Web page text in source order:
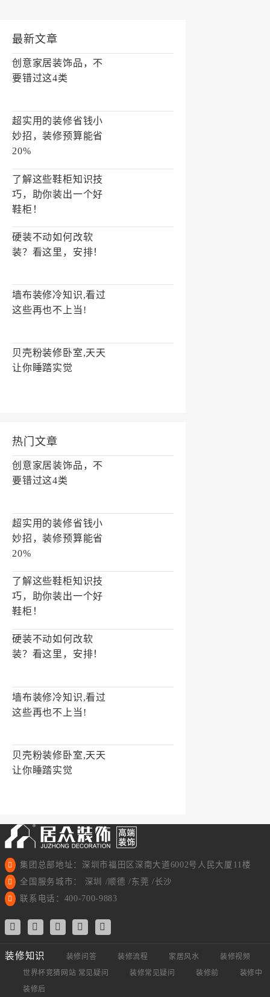
最新文章
创意家居装饰品，不
要错过这4类
超实用的装修省钱小
妙招，装修预算能省
20%
了解这些鞋柜知识技
巧，助你装出一个好
鞋柜！
硬装不动如何改软
装？看这里，安排！
墙布装修冷知识,看过
这些再也不上当!
贝壳粉装修卧室,天天
让你睡踏实觉
热门文章
创意家居装饰品，不
要错过这4类
超实用的装修省钱小
妙招，装修预算能省
20%
了解这些鞋柜知识技
巧，助你装出一个好
鞋柜！
硬装不动如何改软
装？看这里，安排！
墙布装修冷知识,看过
这些再也不上当!
贝壳粉装修卧室,天天
让你睡踏实觉
集团总部地址：深圳市福田区深南大道6002号人民大厦11楼
全国服务城市： 深圳 /顺德 /东莞 /长沙
联系电话：400-700-9883
装修知识 装修问答 装修流程 家居风水
装修视频
世界杯竞猜网站 常见疑问
装修常见疑问 装修前
装修中
装修后